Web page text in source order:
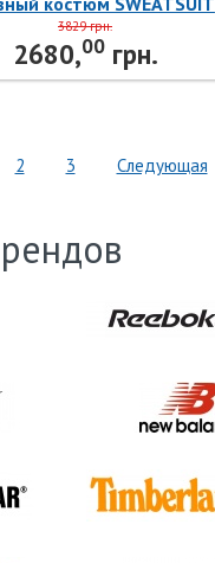
Champion
3829 грн.
2680,00грн.
2 3 Следующая